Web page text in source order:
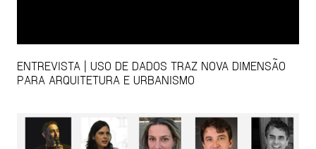
ENTREVISTA | USO DE DADOS TRAZ NOVA DIMENSÃO
PARA ARQUITETURA E URBANISMO